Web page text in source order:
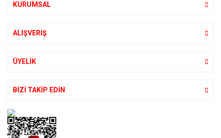
KURUMSAL
ALIŞVERİŞ
ÜYELİK
BİZİ TAKİP EDİN